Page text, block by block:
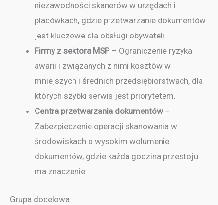
niezawodności skanerów w urzędach i
placówkach, gdzie przetwarzanie dokumentów
jest kluczowe dla obsługi obywateli.
Firmy z sektora MSP – Ograniczenie ryzyka
awarii i związanych z nimi kosztów w
mniejszych i średnich przedsiębiorstwach, dla
których szybki serwis jest priorytetem.
Centra przetwarzania dokumentów –
Zabezpieczenie operacji skanowania w
środowiskach o wysokim wolumenie
dokumentów, gdzie każda godzina przestoju
ma znaczenie.
Grupa docelowa